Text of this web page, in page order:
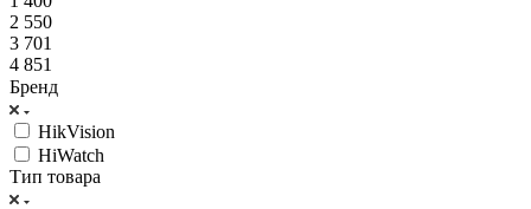
2 550
3 701
4 851
Бренд
HikVision
HiWatch
Тип товара